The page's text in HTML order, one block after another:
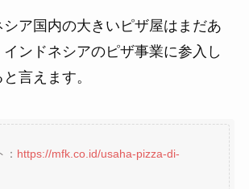
シア国内の大きいピザ屋はまだあ
インドネシアのピザ事業に参入し
言えます。
https://mfk.co.id/usaha-pizza-di-